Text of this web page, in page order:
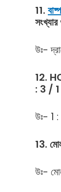
11.
উঃ-
12.
: 3 /
উঃ- 1 :
13.
উঃ-